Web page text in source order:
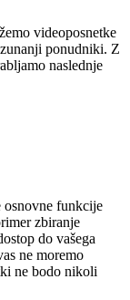
videoposnetke
ponudniki. Z
naslednje
osnovne funkcije
zbiranje
do vašega
ne moremo
ne bodo nikoli